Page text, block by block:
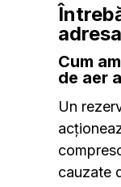
Cum
de aer
Un
cauzate